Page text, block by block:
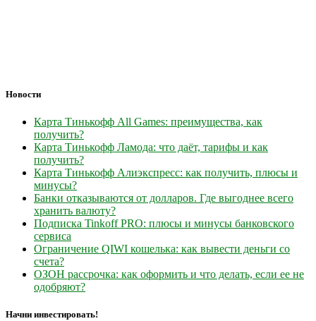
Новости
Карта Тинькофф All Games: преимущества, как
получить?
Карта Тинькофф Ламода: что даёт, тарифы и как
получить?
Карта Тинькофф Алиэкспресс: как получить, плюсы и
минусы?
Банки отказываются от долларов. Где выгоднее всего
хранить валюту?
Подписка Tinkoff PRO: плюсы и минусы банковского
сервиса
Ограничение QIWI кошелька: как вывести деньги со
счета?
ОЗОН рассрочка: как оформить и что делать, если ее не
одобряют?
Начни инвестировать!